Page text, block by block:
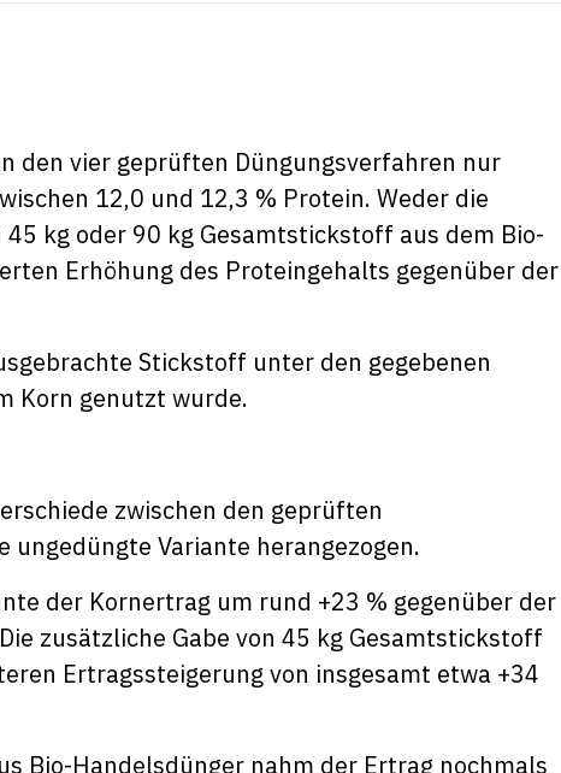
den vier geprüften Düngungsverfahren nur
12,0 und 12,3 % Protein. Weder die
kg oder 90 kg Gesamtstickstoff aus dem Bio-
Erhöhung des Proteingehalts gegenüber der
Stickstoff unter den gegebenen
Korn genutzt wurde.
zwischen den geprüften
ungedüngte Variante herangezogen.
der Kornertrag um rund +23 % gegenüber der
zusätzliche Gabe von 45 kg Gesamtstickstoff
Ertragssteigerung von insgesamt etwa +34
Bio-Handelsdünger nahm der Ertrag nochmals